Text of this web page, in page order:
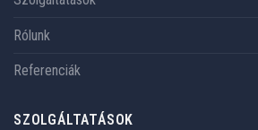
Rólunk
Referenciák
SZOLGÁLTATÁSOK